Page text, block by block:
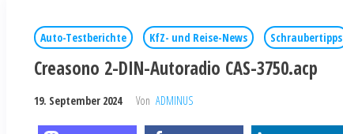
Auto-Testberichte KfZ- und Reise-News Schraubertipps
Creasono 2-DIN-Autoradio CAS-3750.acp
19. September 2024 Von ADMINUS